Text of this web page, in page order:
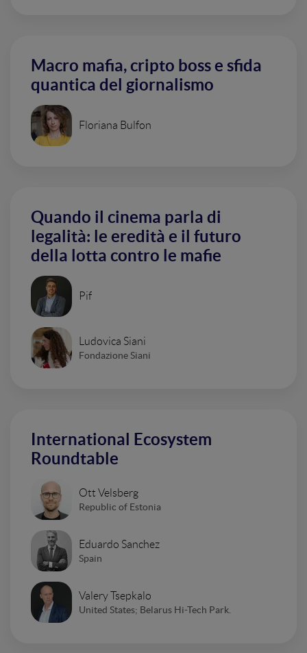
Macro mafia, cripto boss e sfida
quantica del giornalismo
Floriana Bulfon
Quando il cinema parla di
legalità: le eredità e il futuro
della lotta contro le mafie
Pif
Ludovica Siani
Fondazione Siani
International Ecosystem
Roundtable
Ott Velsberg
Republic of Estonia
Eduardo Sanchez
Spain
Valery Tsepkalo
United States; Belarus Hi-Tech Park.